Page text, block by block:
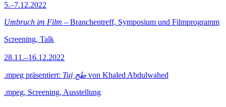
5.–7.12.2022
Umbruch im Film – Branchentreff, Symposium und Filmprogramm
Screening, Talk
28.11.–16.12.2022
.mpeg präsentiert: Tuj طج von Khaled Abdulwahed
.mpeg, Screening, Ausstellung